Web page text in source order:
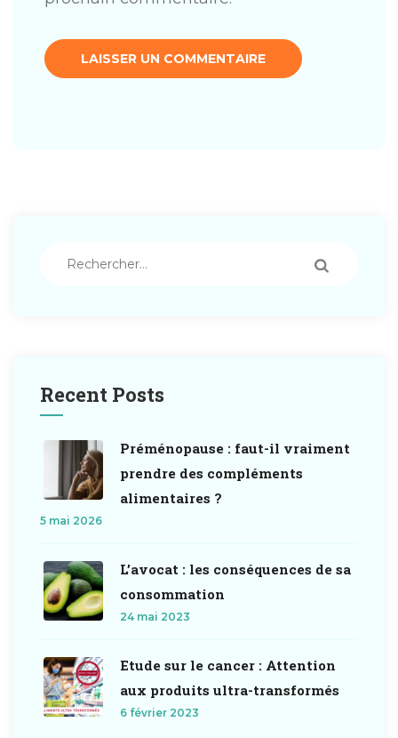
Recent Posts
Préménopause : faut-il vraiment
prendre des compléments
alimentaires ?
5 mai 2026
L’avocat : les conséquences de sa
consommation
24 mai 2023
Etude sur le cancer : Attention
aux produits ultra-transformés
6 février 2023